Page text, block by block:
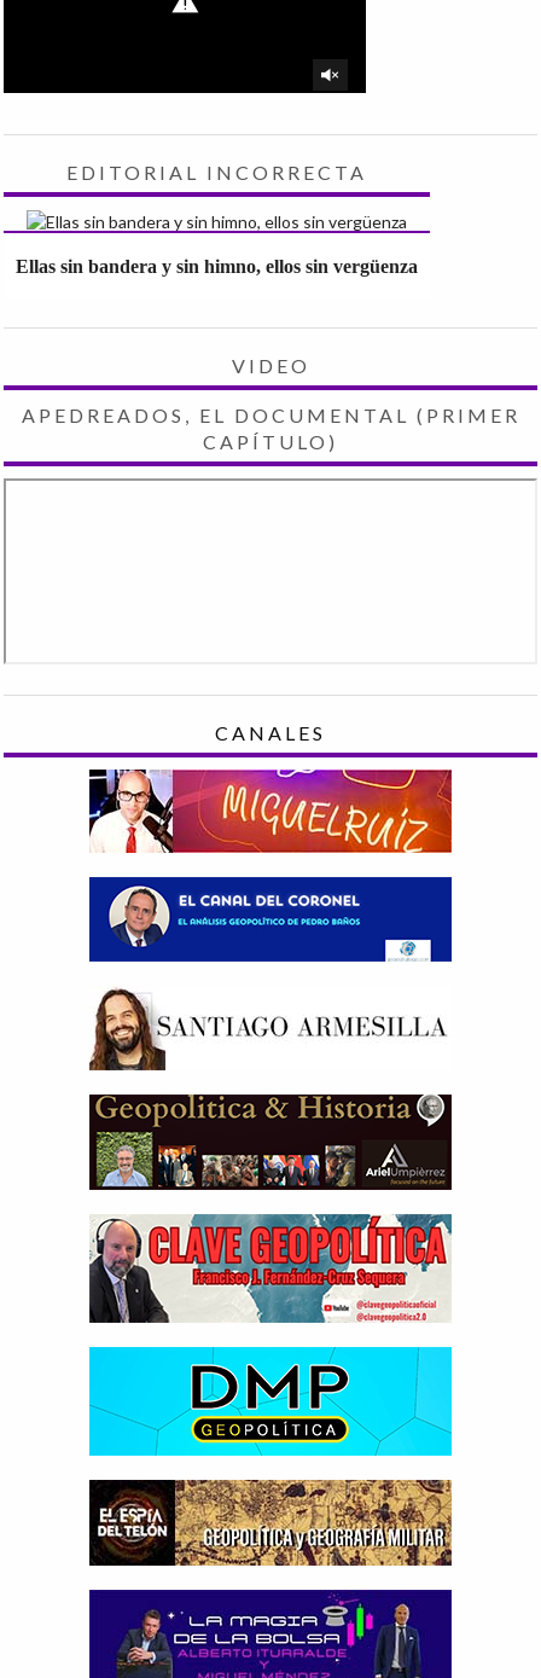
EDITORIAL INCORRECTA
Ellas sin bandera y sin himno, ellos sin vergüenza
VIDEO
APEDREADOS, EL DOCUMENTAL (PRIMER
CAPÍTULO)
CANALES